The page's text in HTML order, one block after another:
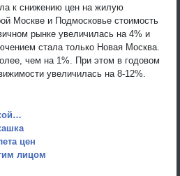
к снижению цен на жилую
Москве и Подмосковье стоимость
рынке увеличилась на 4% и
стала только Новая Москва.
чем на 1%. При этом в годовом
увеличилась на 8-12%.
цен
лицом